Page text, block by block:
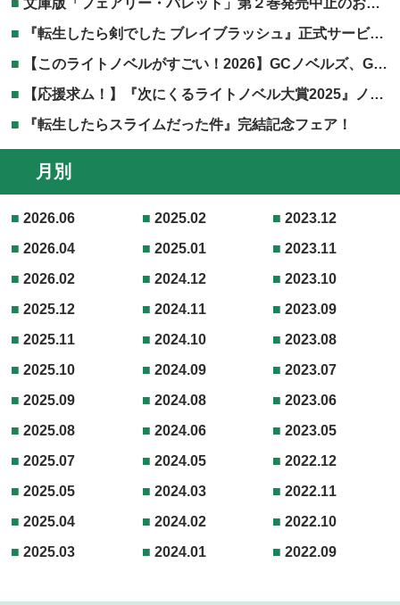
文庫版「フェアリー・バレット」第２巻発売中止のお知らせ
『転生したら剣でした ブレイブラッシュ』正式サービス開始！
【このライトノベルがすごい！2026】GCノベルズ、GCN文庫作品が掲載されました！
【応援求ム！】『次にくるライトノベル大賞2025』ノミネート作品発表！！
『転生したらスライムだった件』完結記念フェア！
月別
2026.06
2026.04
2026.02
2025.12
2025.11
2025.10
2025.09
2025.08
2025.07
2025.05
2025.04
2025.03
2025.02
2025.01
2024.12
2024.11
2024.10
2024.09
2024.08
2024.06
2024.05
2024.03
2024.02
2024.01
2023.12
2023.11
2023.10
2023.09
2023.08
2023.07
2023.06
2023.05
2022.12
2022.11
2022.10
2022.09